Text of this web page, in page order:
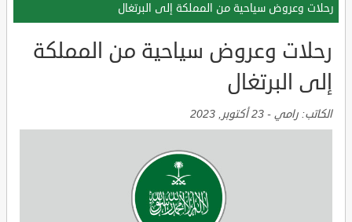
رحلات وعروض سياحية من المملكة إلى البرتغال
رحلات وعروض سياحية من المملكة
إلى البرتغال
الكاتب: رامي - 23 أكتوبر, 2023